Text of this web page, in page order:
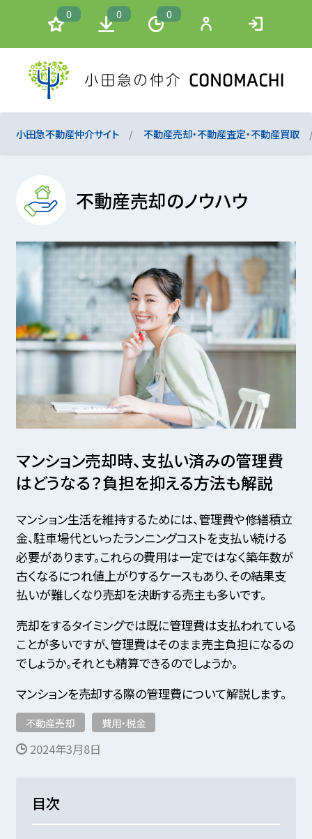
0 0 0
小田急不動産仲介サイト 不動産売却・不動産査定・不動産買取
不動産売却のノウハウ
マンション売却時、支払い済みの管理費
はどうなる？負担を抑える方法も解説
マンション生活を維持するためには、管理費や修繕積立
金、駐車場代といったランニングコストを支払い続ける
必要があります。これらの費用は一定ではなく築年数が
古くなるにつれ値上がりするケースもあり、その結果支
払いが難しくなり売却を決断する売主も多いです。
売却をするタイミングでは既に管理費は支払われている
ことが多いですが、管理費はそのまま売主負担になるの
でしょうか。それとも精算できるのでしょうか。
マンションを売却する際の管理費について解説します。
不動産売却 費用・税金
2024年3月8日
目次